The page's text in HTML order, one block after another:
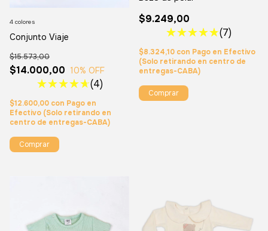
Conjunto Viaje
$14.000,00
$15.573,00
10% OFF
(4)
$12.600,00 con Pago en
Efectivo (Solo retirando en
centro de entregas-CABA)
4 colores
Comprar
$9.249,00
(7)
$8.324,10 con Pago en Efectivo
(Solo retirando en centro de
entregas-CABA)
Comprar